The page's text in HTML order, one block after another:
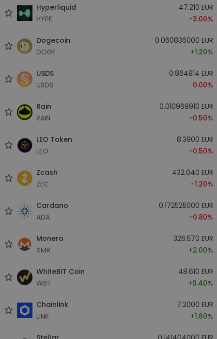
Hyperliquid
HYPE
47.210 EUR
-3.00%
Dogecoin
DOGE
0.060836000 EUR
+1.20%
USDS
USDS
0.864914 EUR
0.00%
Rain
RAIN
0.010969910 EUR
-0.50%
LEO Token
LEO
8.3900 EUR
-0.50%
Zcash
ZEC
432.040 EUR
-1.20%
Cardano
ADA
0.172525000 EUR
-0.80%
Monero
XMR
326.570 EUR
+2.00%
WhiteBIT Coin
WBT
48.610 EUR
+0.40%
Chainlink
LINK
7.2000 EUR
+1.60%